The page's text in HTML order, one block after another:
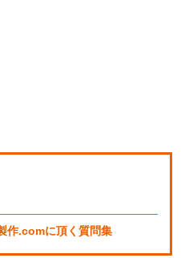
作.comに頂く質問集